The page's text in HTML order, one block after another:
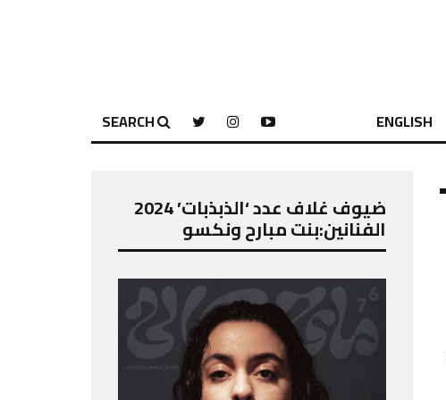
ENGLISH
SEARCH
ضيوف غلاف عدد ‘الذبذبات’ 2024
الفنانين:بنت مبارح ونكسو